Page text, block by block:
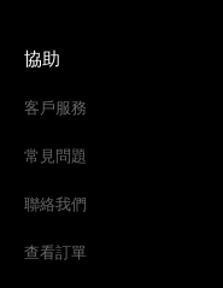
協助
客戶服務
常見問題
聯絡我們
查看訂單